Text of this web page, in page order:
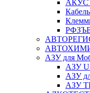
АЗУ для
АЗУ
АЗУ
АЗУ